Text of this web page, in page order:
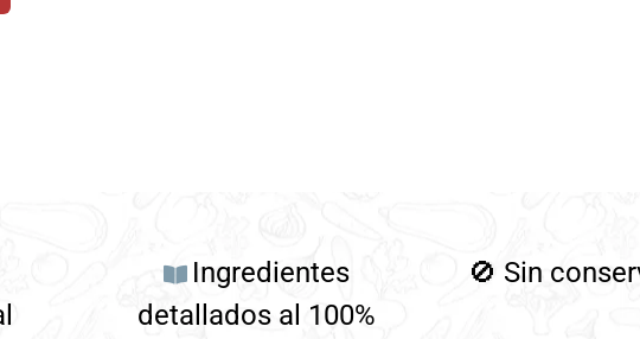
Ingredientes
detallados al 100%
🚫 Sin